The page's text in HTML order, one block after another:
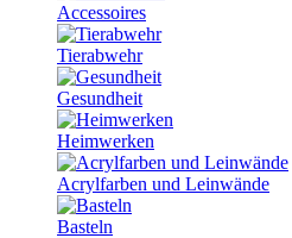
Accessoires
Tierabwehr
Gesundheit
Heimwerken
Acrylfarben und Leinwände
Basteln